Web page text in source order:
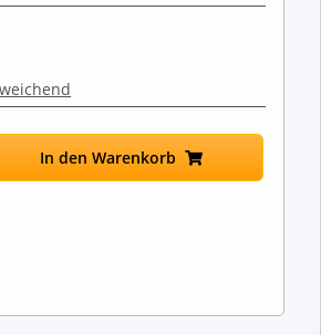
In den Warenkorb